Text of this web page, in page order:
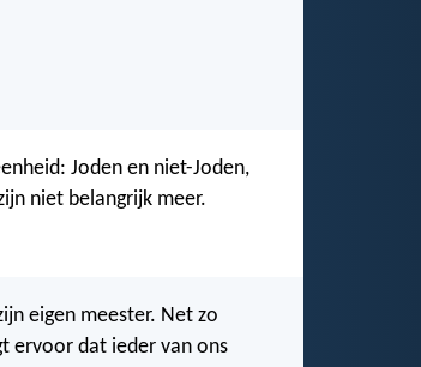
Joden en niet-Joden,
niet belangrijk meer.
eigen meester. Net zo
ervoor dat ieder van ons